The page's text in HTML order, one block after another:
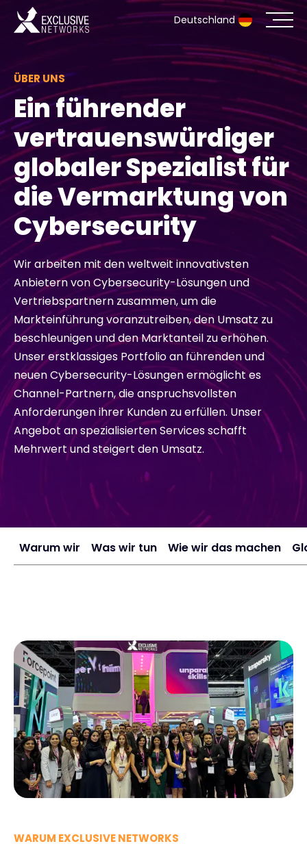
Deutschland
Cybersecurity
Ökosystem
Ressourcen
Unternehmen
Partnerportal
Exclusive Access Anmeldung
Exclusive Access - Erfahren Sie mehr
Kontakt
#weareexclusive
ÜBER UNS
Ein führender
vertrauenswürdiger
globaler Spezialist für
die Vermarktung von
Cybersecurity
Wir arbeiten mit den weltweit innovativsten
Anbietern von Cybersecurity-Lösungen und
Vertriebspartnern zusammen, um die
Markteinführung voranzutreiben, den Umsatz zu
beschleunigen und den Marktanteil zu erhöhen.
Unser erstklassiges Portfolio an führenden und
neuen Cybersecurity-Lösungen ermöglicht es
Channel-Partnern, die anspruchsvollsten
Anforderungen ihrer Kunden zu erfüllen. Unser
Angebot an spezialisierten Services schafft
Mehrwert und steigert den Umsatz.
Warum wir Was wir tun Wie wir das machen
WARUM EXCLUSIVE NETWORKS